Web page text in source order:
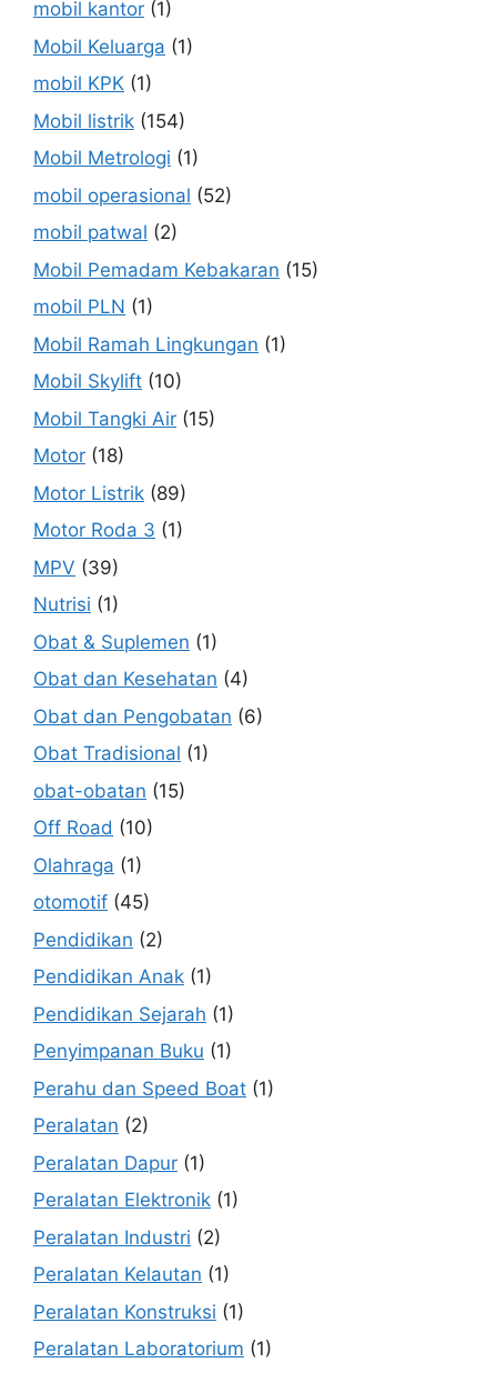
mobil kantor (1)
Mobil Keluarga (1)
mobil KPK (1)
Mobil listrik (154)
Mobil Metrologi (1)
mobil operasional (52)
mobil patwal (2)
Mobil Pemadam Kebakaran (15)
mobil PLN (1)
Mobil Ramah Lingkungan (1)
Mobil Skylift (10)
Mobil Tangki Air (15)
Motor (18)
Motor Listrik (89)
Motor Roda 3 (1)
MPV (39)
Nutrisi (1)
Obat & Suplemen (1)
Obat dan Kesehatan (4)
Obat dan Pengobatan (6)
Obat Tradisional (1)
obat-obatan (15)
Off Road (10)
Olahraga (1)
otomotif (45)
Pendidikan (2)
Pendidikan Anak (1)
Pendidikan Sejarah (1)
Penyimpanan Buku (1)
Perahu dan Speed Boat (1)
Peralatan (2)
Peralatan Dapur (1)
Peralatan Elektronik (1)
Peralatan Industri (2)
Peralatan Kelautan (1)
Peralatan Konstruksi (1)
Peralatan Laboratorium (1)